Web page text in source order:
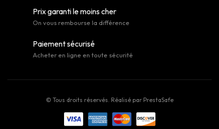
Prix garanti le moins cher
On vous rembourse la différence
Paiement sécurisé
Acheter en ligne en toute sécurité
© Tous droits réservés. Réalisé par PrestaSafe